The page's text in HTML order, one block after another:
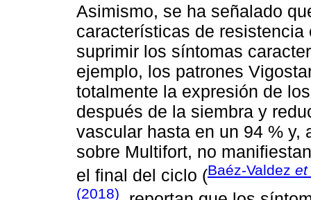
Asimismo, se ha señalado
características de
suprimir los síntomas
ejemplo, los patrones
totalmente la expresión de
después de la siembra y
vascular hasta en un 94 %
sobre Multifort, no
el final del ciclo (Baéz-Valdez et
(2018)